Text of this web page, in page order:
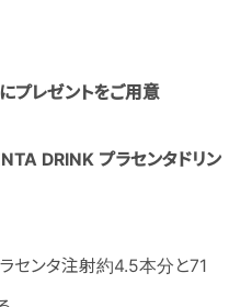
プレゼントをご用意
DRINK プラセンタドリン
センタ注射約4.5本分と71